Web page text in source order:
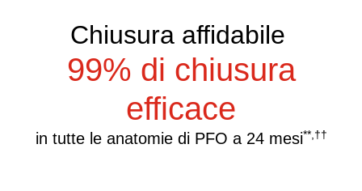
Chiusura affidabile
99% di chiusura
efficace
in tutte le anatomie di PFO a 24 mesi**,††